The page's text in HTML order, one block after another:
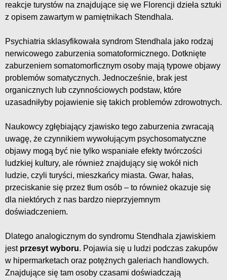
reakcje turystów na znajdujące się we Florencji dzieła sztuki
z opisem zawartym w pamiętnikach Stendhala.
Psychiatria sklasyfikowała syndrom Stendhala jako rodzaj
nerwicowego zaburzenia somatoformicznego. Dotknięte
zaburzeniem somatomorficznym osoby mają typowe objawy
problemów somatycznych. Jednocześnie, brak jest
organicznych lub czynnościowych podstaw, które
uzasadniłyby pojawienie się takich problemów zdrowotnych.
Naukowcy zgłębiający zjawisko tego zaburzenia zwracają
uwagę, że czynnikiem wywołującym psychosomatyczne
objawy mogą być nie tylko wspaniałe efekty twórczości
ludzkiej kultury, ale również znajdujący się wokół nich
ludzie, czyli turyści, mieszkańcy miasta. Gwar, hałas,
przeciskanie się przez tłum osób – to również okazuje się
dla niektórych z nas bardzo nieprzyjemnym
doświadczeniem.
Dlatego analogicznym do syndromu Stendhala zjawiskiem
jest przesyt wyboru. Pojawia się u ludzi podczas zakupów
w hipermarketach oraz potężnych galeriach handlowych.
Znajdujące się tam osoby czasami doświadczają